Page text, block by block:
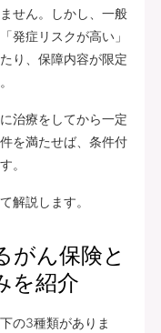
せん。しかし、一般
発症リスクが高い」
り、保障内容が限定
治療をしてから一定
を満たせば、条件付
。
解説します。
がん保険と
を紹介
の3種類がありま